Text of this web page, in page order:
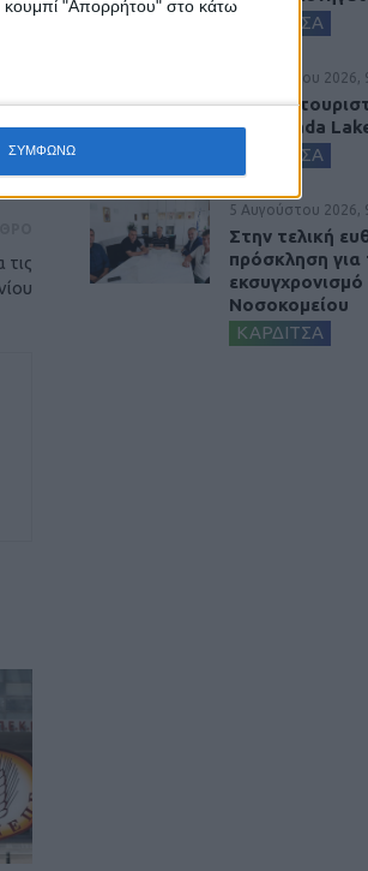
κουμπί "Απορρήτου" στο κάτω
ΣΥΜΦΩΝΩ
ΚΑΡΔΙΤΣΑ
5 Αυγούστου 2026,
3ο
Stefaniada
ΚΑΡΔΙΤΣΑ
5 Αυγούστου 2026,
Στην τελική
πρόσκληση για
Νοσοκομείου
ΚΑΡΔΙΤΣΑ